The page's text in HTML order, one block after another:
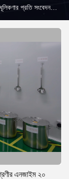
প্রতি সংবেদনশীল
এনজাইম ২০